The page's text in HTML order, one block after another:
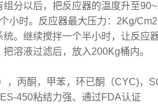
组分以后，把反应器的温度升至
小时。反应器最大压力：2Kg/Cm2
。继续搅拌一个半小时，让反应
把溶液过滤后，放入200Kg桶内。
，丙酮，甲苯，环已酮（CYC)，
450粘结力强、通过FDA认证